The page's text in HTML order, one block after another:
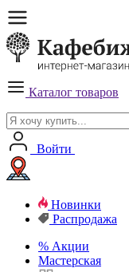
Каталог товаров
Войти
Новинки
Распродажа
% Акции
Мастерская